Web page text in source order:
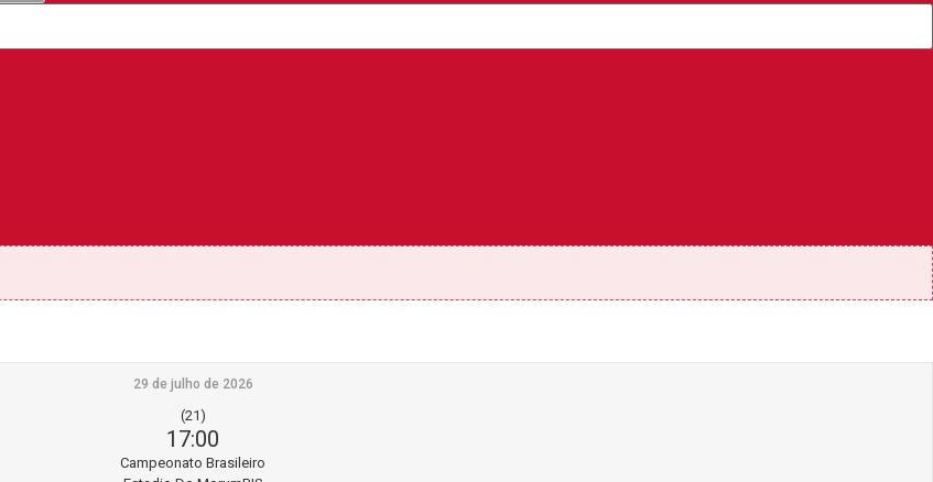
29 de julho de 2026
(21)
17:00
Campeonato Brasileiro